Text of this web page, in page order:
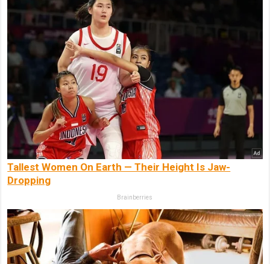
Tallest Women On Earth — Their Height Is Jaw-
Dropping
Brainberries